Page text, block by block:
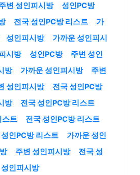
변 성인피시방
성인PC방
전국 성인PC방 리스트
가
성인피시방
가까운 성인피시
시방 성인PC방
주변 성인
방 가까운 성인피시방
주변
성인피시방
전국 성인PC방
방
전국 성인PC방 리스트
스트
전국 성인PC방 리스트
인PC방 리스트
가까운 성인
주변 성인피시방
전국 성
성인피시방